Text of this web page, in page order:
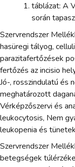
táblázat: A
során
Szervrendszer
hasüregi tályog,
parazitafertőzések
fertőzés az incisio
Jó-, rosszindulatú és
meghatározott
Vérképzőszervi és
leukocytosis, Nem
leukopenia és tünetek
Szervrendszer
betegségek